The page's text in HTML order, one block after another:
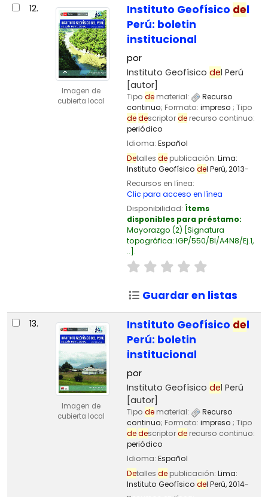
12.
Imagen de
cubierta local
Instituto Geofísico del
Perú: boletin
institucional
por
Instituto Geofísico del Perú
[autor]
Tipo dematerial:
Recurso
continuo; Formato: impreso ; Tipo
dedescriptorderecurso continuo:
periódico
Idioma: Español
Detalles depublicación: Lima:
Instituto Geofísico del Perú,2013-
Recursos en línea:
Clic para acceso en línea
Disponibilidad: Ítems
disponibles para préstamo:
Mayorazgo (2) Signatura
topográfica: IGP/550/BI/A4N8/Ej.1,
.. .
Guardar en listas
13.
Imagen de
cubierta local
Instituto Geofísico del
Perú: boletin
institucional
por
Instituto Geofísico del Perú
[autor]
Tipo dematerial:
Recurso
continuo; Formato: impreso ; Tipo
dedescriptorderecurso continuo:
periódico
Idioma: Español
Detalles depublicación: Lima:
Instituto Geofísico del Perú,2014-